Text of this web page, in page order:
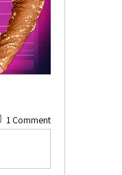
1 Comment